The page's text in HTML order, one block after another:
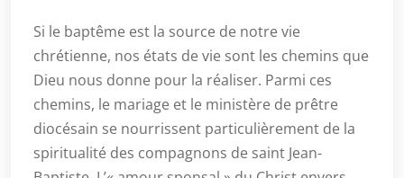
Si le baptême est la source de notre vie
chrétienne, nos états de vie sont les chemins que
Dieu nous donne pour la réaliser. Parmi ces
chemins, le mariage et le ministère de prêtre
diocésain se nourrissent particulièrement de la
spiritualité des compagnons de saint Jean-